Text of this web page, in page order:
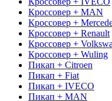
Кроссовер + MAN
Кроссовер +
Кроссовер + Renault
Кроссовер +
Кроссовер + Wuling
Пикап + Citroen
Пикап + Fiat
Пикап + IVECO
Пикап + MAN